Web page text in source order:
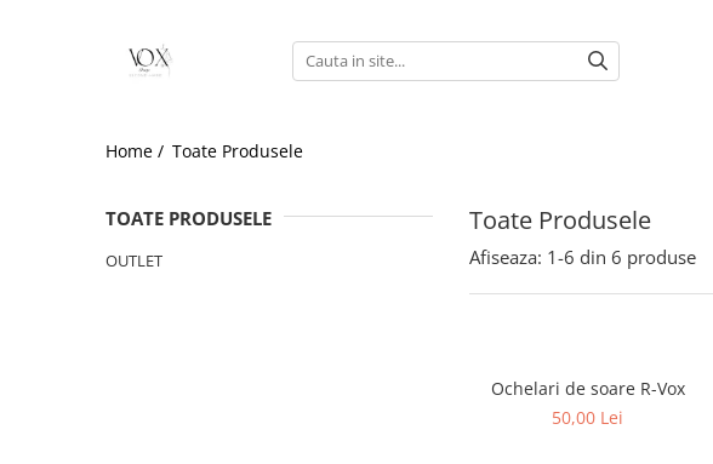
Home / Toate Produsele
Toate Produsele
TOATE PRODUSELE
OUTLET Afiseaza: 1-6 din 6 produse
Ochelari de soare R-Vox
50,00 Lei